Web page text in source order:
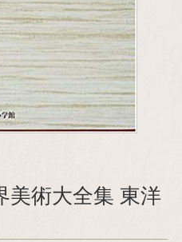
美術大全集 東洋